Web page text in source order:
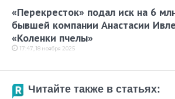
«Перекресток» подал иск на 6
бывшей компании Анастасии
«Коленки пчелы»
17:47, 18 ноября 2025
Читайте также в статьях: